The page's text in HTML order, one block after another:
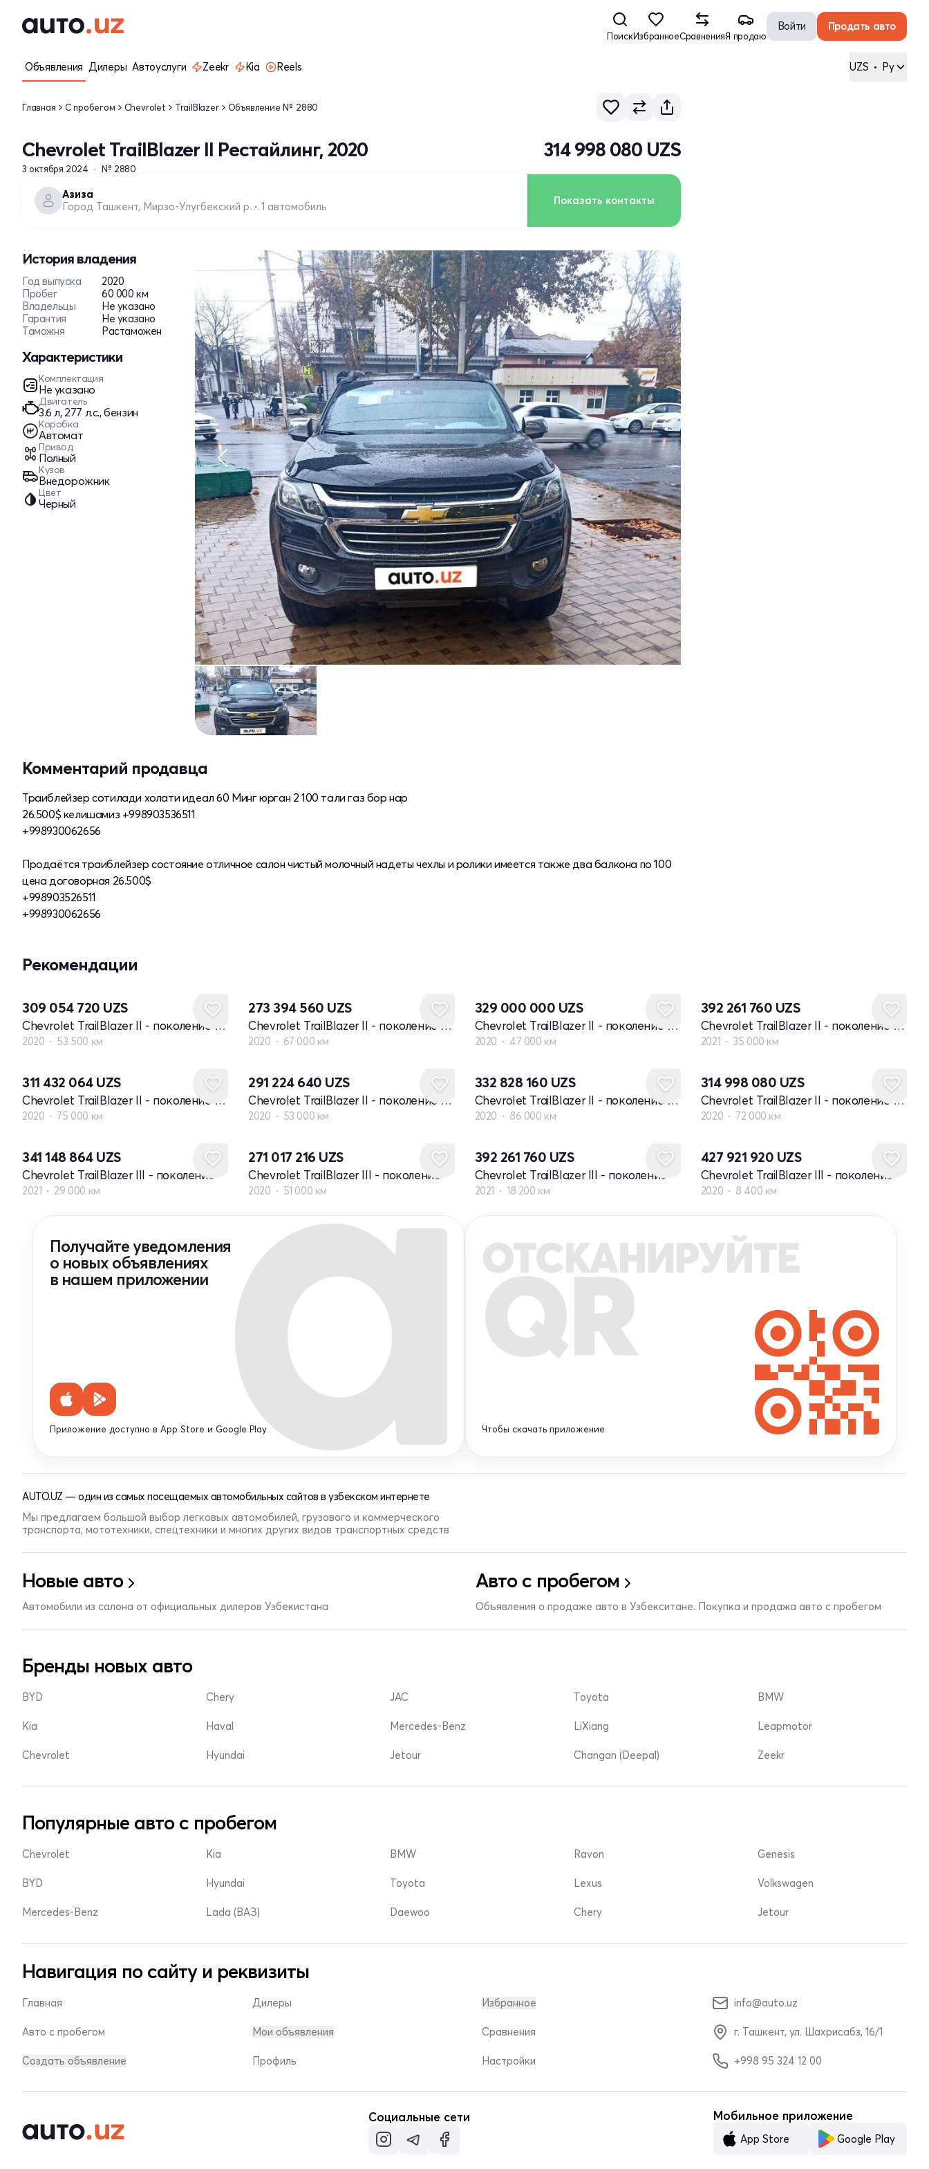
ПоискИзбранноеСравненияЯ продаю
Войти Продать авто
Объявления Дилеры Автоуслуги Zeekr Kia Reels UZS • Ру
Главная С пробегом Chevrolet TrailBlazer Объявление № 2880
Chevrolet TrailBlazer II Рестайлинг, 2020
3 октября 2024 № 2880
314 998 080 UZS
Азиза
Город Ташкент, Мирзо-Улугбекский район 1 автомобиль Показать контакты
История владения
Год выпуска
2020
Пробег
60 000 км
Владельцы
Не указано
Гарантия
Не указано
Таможня
Растаможен
Характеристики
Комплектация
Не указано
Двигатель
3.6 л, 277 л.с., бензин
Коробка
Автомат
Привод
Полный
Кузов
Внедорожник
Цвет
Черный
Комментарий продавца
Траиблейзер сотилади холати идеал 60 Минг юрган 2 100 тали газ бор нар
26.500$ келишамиз +998903536511
+998930062656
Продаётся траиблейзер состояние отличное салон чистый молочный надеты чехлы и ролики имеется также два балкона по 100
цена договорная 26.500$
+998903526511
+998930062656
Рекомендации
309 054 720 UZS
Chevrolet TrailBlazer II - поколение рестайлинг
2020 53 500 км
273 394 560 UZS
Chevrolet TrailBlazer II - поколение рестайлинг
2020 67 000 км
329 000 000 UZS
Chevrolet TrailBlazer II - поколение рестайлинг
2020 47 000 км
392 261 760 UZS
Chevrolet TrailBlazer II - поколение рестайлинг
2021 35 000 км
311 432 064 UZS
Chevrolet TrailBlazer II - поколение рестайлинг
2020 75 000 км
291 224 640 UZS
Chevrolet TrailBlazer II - поколение рестайлинг
2020 53 000 км
332 828 160 UZS
Chevrolet TrailBlazer II - поколение рестайлинг
2020 86 000 км
314 998 080 UZS
Chevrolet TrailBlazer II - поколение рестайлинг
2020 72 000 км
341 148 864 UZS
Chevrolet TrailBlazer III - поколение
2021 29 000 км
271 017 216 UZS
Chevrolet TrailBlazer III - поколение
2020 51 000 км
392 261 760 UZS
Chevrolet TrailBlazer III - поколение
2021 18 200 км
427 921 920 UZS
Chevrolet TrailBlazer III - поколение
2020 8 400 км
Получайте уведомления
о новых объявлениях
в нашем приложении
Приложение доступно в App Store и Google Play
ОТСКАНИРУЙТЕ
QR
Чтобы скачать приложение
AUTO.UZ — один из самых посещаемых автомобильных сайтов в узбекском интернете
Мы предлагаем большой выбор легковых автомобилей, грузового и коммерческого
транспорта, мототехники, спецтехники и многих других видов транспортных средств
Новые авто
Автомобили из салона от официальных дилеров Узбекистана
Авто с пробегом
Объявления о продаже авто в Узбекситане. Покупка и продажа авто с пробегом
Бренды новых авто
BYD
Kia
Chevrolet
Chery
Haval
Hyundai
JAC
Mercedes-Benz
Jetour
Toyota
LiXiang
Changan (Deepal)
BMW
Leapmotor
Zeekr
Популярные авто с пробегом
Chevrolet
BYD
Mercedes-Benz
Kia
Hyundai
Lada (ВАЗ)
BMW
Toyota
Daewoo
Ravon
Lexus
Chery
Genesis
Volkswagen
Jetour
Навигация по сайту и реквизиты
Главная
Авто с пробегом
Создать объявление
Дилеры
Мои объявления
Профиль
Избранное
Сравнения
Настройки
info@auto.uz
г. Ташкент, ул. Шахрисабз, 16/1
+998 95 324 12 00
Социальные сети Мобильное приложение
App Store Google Play